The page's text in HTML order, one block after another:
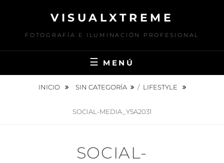
contenido
VISUALXTREME
FOTOGRAFÍA E ILUMINACIÓN PROFESIONAL
MENÚ
INICIO SIN CATEGORÍA / LIFESTYLE
SOCIAL-MEDIA_Y5A2031
SOCIAL-